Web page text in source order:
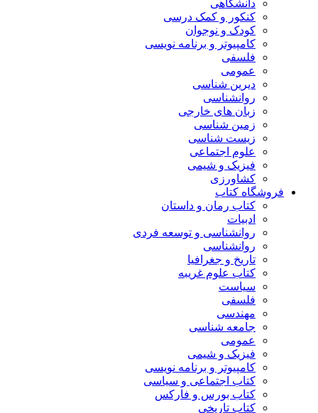
دانشگاهی
کنکور و کمک‌ درسی
کودک و نوجوان
کامپیوتر و برنامه نویسی
فلسفی
عمومی
دیرین شناسی
روانشناسی
زبان های خارجی
زمین شناسی
زیست شناسی
علوم اجتماعی
فیزیک و شیمی
کشاورزی
فروشگاه کتاب
کتاب رمان و داستان
ادبیات
روانشناسی و توسعه فردی
روانشناسی
تاریخ و جغرافیا
کتاب علوم غریبه
سیاست
فلسفی
مهندسی
جامعه شناسی
عمومی
فیزیک و شیمی
کامپیوتر و برنامه نویسی
کتاب اجتماعی و سیاسی
کتاب بورس و فارکس
کتاب تاریخی